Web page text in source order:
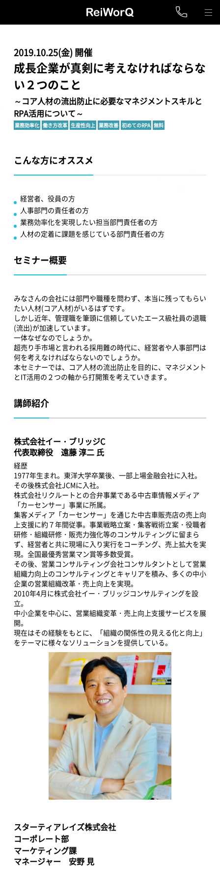
2019.10.25(金) 開催
成長企業が真剣に考えなければならな
い２つのこと
～コア人材の流出防止に必要なマネジメントスキルと
RPA活用について～
業務効率化 働き方改革 生産性向上 業務改善 初めてのRPA 無料
こんな方にオススメ
経営者、役員の方
人事部門の責任者の方
業務効率化を実現したい担当部門責任者の方
人材の定着に課題を感じている部門責任者の方
セミナー概要
みなさんの会社には部門や職種を問わず、本当に残ってもらい
たい人材(コア人材)がいるはずです。
しかし近年、管理職を筆頭に信頼していたエース級社員の退職
(流出)が加速しています。
一体なぜなのでしょうか。
超売り手市場と言われる採用難の時代に、経営者や人事部門は
何を考えなければならないのでしょうか。
本セミナーでは、コア人材の流出防止を目的に、マネジメント
とIT活用の２つの軸から打開策を考えていきます。
講師紹介
株式会社イー・ブリッジC
代表取締役 遠藤 淳二 氏
経歴
1977年生まれ。東洋大学卒業後、一部上場金融会社に入社。
その後株式会社JCMに入社。
株式会社リクルートとの合弁事業である中古車情報メディア
「カーセンサー」事業に所属。
集客メディア「カーセンサー」を通じた中古車販売店の売上向
上支援に約７年間従事。事業戦略立案・集客戦術立案・役職者
研修・組織研修・販売力強化等のコンサルティングに留まら
ず、経営者と共に現場に入り実行をコーチング、売上拡大を実
現。全国最優秀営業マン賞等多数受賞。
その後、営業コンサルティング会社コンサルタントとして営業
組織力向上のコンサルティングとキャリアを積み、多くの中小
企業の営業組織改革・売上向上を実現。
2010年4月に株式会社イー・ブリッジコンサルティングを設
立。
中小企業を中心に、営業組織変革・売上向上支援サービスを展
開。
現在はその経験をもとに、「組織の関係性の見える化と向上」
をテーマに様々なソリューションを提供している。
スターティアレイズ株式会社
コーポレート部
マーケティング課
マネージャー 安野 見